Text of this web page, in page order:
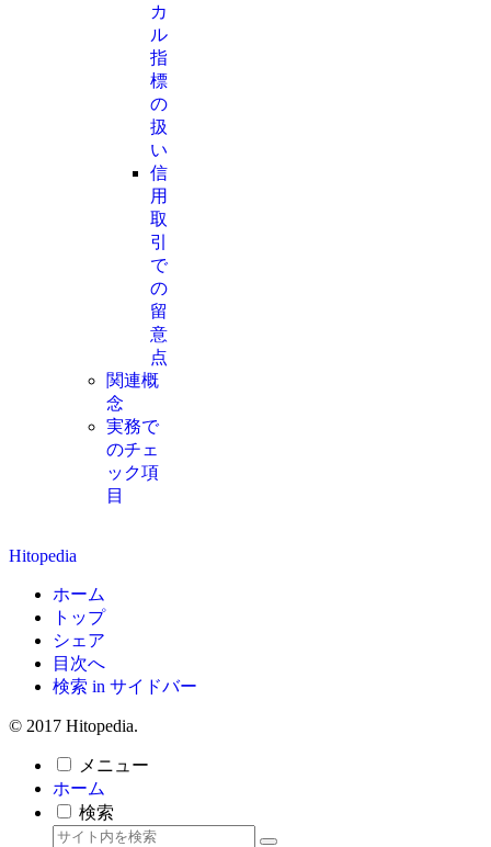
カ
ル
指
標
の
扱
い
信
用
取
引
で
の
留
意
点
関連概
念
実務で
のチェ
ック項
目
Hitopedia
ホーム
トップ
シェア
目次へ
検索 in サイドバー
© 2017 Hitopedia.
メニュー
ホーム
検索